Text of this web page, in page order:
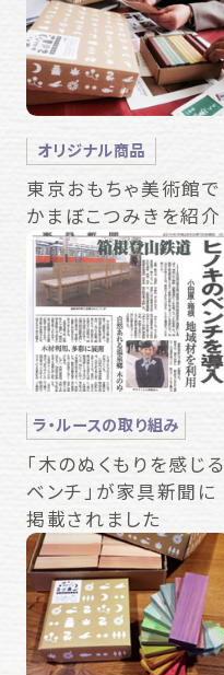
オリジナル商品
東京おもちゃ美術館で
かまぼこつみきを紹介
ラ・ルースの取り組み
「木のぬくもりを感じる
ベンチ」が家具新聞に
掲載されました